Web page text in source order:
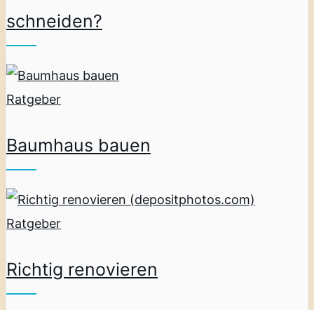
schneiden?
Ratgeber
Baumhaus bauen
Ratgeber
Richtig renovieren